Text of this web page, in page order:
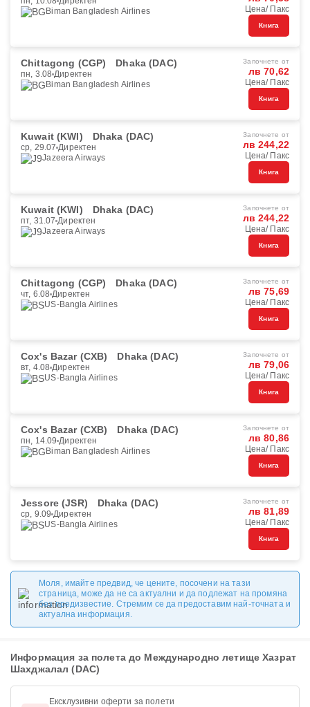
Biman Bangladesh Airlines
Цена/ Пакс
Книга
Chittagong (CGP) Dhaka (DAC)
пн, 3.08 Директен
Biman Bangladesh Airlines
Започнете от
лв 70,62
Цена/ Пакс
Книга
Kuwait (KWI) Dhaka (DAC)
ср, 29.07 Директен
Jazeera Airways
Започнете от
лв 244,22
Цена/ Пакс
Книга
Kuwait (KWI) Dhaka (DAC)
пт, 31.07 Директен
Jazeera Airways
Започнете от
лв 244,22
Цена/ Пакс
Книга
Chittagong (CGP) Dhaka (DAC)
чт, 6.08 Директен
US-Bangla Airlines
Започнете от
лв 75,69
Цена/ Пакс
Книга
Cox's Bazar (CXB) Dhaka (DAC)
вт, 4.08 Директен
US-Bangla Airlines
Започнете от
лв 79,06
Цена/ Пакс
Книга
Cox's Bazar (CXB) Dhaka (DAC)
пн, 14.09 Директен
Biman Bangladesh Airlines
Започнете от
лв 80,86
Цена/ Пакс
Книга
Jessore (JSR) Dhaka (DAC)
ср, 9.09 Директен
US-Bangla Airlines
Започнете от
лв 81,89
Цена/ Пакс
Книга
Моля, имайте предвид, че цените, посочени на тази
страница, може да не са актуални и да подлежат на промяна
без предизвестие. Стремим се да предоставим най-точната и
актуална информация.
Информация за полета до Международно летище Хазрат
Шахджалал (DAC)
Ексклузивни оферти за полети